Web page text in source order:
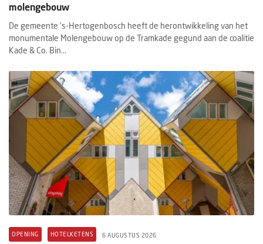
molengebouw
De gemeente ’s-Hertogenbosch heeft de herontwikkeling van het
monumentale Molengebouw op de Tramkade gegund aan de coalitie
Kade & Co. Bin...
OPENING HOTELKETENS 6 AUGUSTUS 2026